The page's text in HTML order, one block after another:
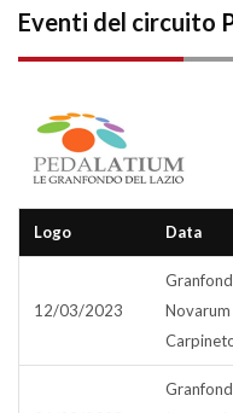
Eventi del circuito
Logo Data
12/03/2023